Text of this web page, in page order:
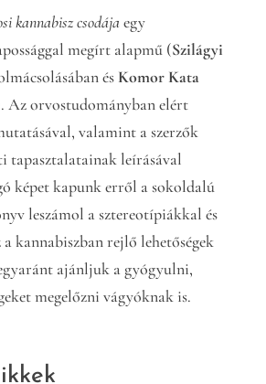
kannabiszcsodája egy
megírt alapmű (Szilágyi
és Komor Kata
Az orvostudományban elért
valamint a szerzők
tapasztalatainak leírásával
képet kapunk erről a sokoldalú
leszámol a sztereotípiákkal és
kannabiszban rejlő lehetőségek
ajánljuk a gyógyulni,
megelőzni vágyóknak is.